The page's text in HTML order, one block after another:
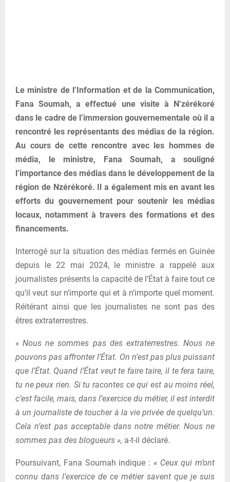
Le ministre de l’Information et de la Communication,
Fana Soumah, a effectué une visite à N’zérékoré
dans le cadre de l’immersion gouvernementale où il a
rencontré les représentants des médias de la région.
Au cours de cette rencontre avec les hommes de
média, le ministre, Fana Soumah, a souligné
l’importance des médias dans le développement de la
région de Nzérékoré. Il a également mis en avant les
efforts du gouvernement pour soutenir les médias
locaux, notamment à travers des formations et des
financements.
Interrogé sur la situation des médias fermés en Guinée
depuis le 22 mai 2024, le ministre a rappelé aux
journalistes présents la capacité de l’État à faire tout ce
qu’il veut sur n’importe qui et à n’importe quel moment.
Réitérant ainsi que les journalistes ne sont pas des
êtres extraterrestres.
« Nous ne sommes pas des extraterrestres. Nous ne
pouvons pas affronter l’État. On n’est pas plus puissant
que l’État. Quand l’État veut te faire taire, il te fera taire,
tu ne peux rien. Si tu racontes ce qui est au moins réel,
c’est facile, mais, dans l’exercice du métier, il est interdit
à un journaliste de toucher à la vie privée de quelqu’un.
Cela n’est pas acceptable dans notre métier. Nous ne
sommes pas des blogueurs », a-t-il déclaré.
Poursuivant, Fana Soumah indique : « Ceux qui m’ont
connu dans l’exercice de ce métier savent que je suis